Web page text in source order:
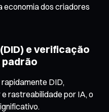
economia dos criadores
e verificação
DID,
rastreabilidade por IA, o